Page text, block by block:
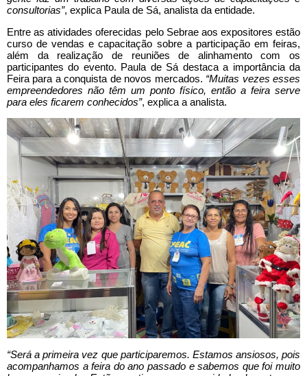
consultorias”, explica Paula de Sá, analista da entidade.
Entre as atividades oferecidas pelo Sebrae aos expositores estão
curso de vendas e capacitação sobre a participação em feiras,
além da realização de reuniões de alinhamento com os
participantes do evento. Paula de Sá destaca a importância da
Feira para a conquista de novos mercados. “Muitas vezes esses
empreendedores não têm um ponto físico, então a feira serve
para eles ficarem conhecidos”, explica a analista.
“Será a primeira vez que participaremos. Estamos ansiosos, pois
acompanhamos a feira do ano passado e sabemos que foi muito